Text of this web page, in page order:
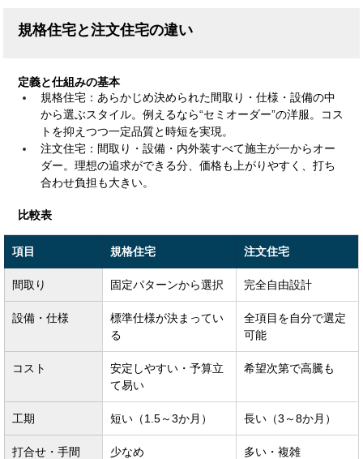
規格住宅と注文住宅の違い
定義と仕組みの基本
規格住宅：あらかじめ決められた間取り・仕様・設備の中
から選ぶスタイル。例えるなら“セミオーダー”の洋服。コス
トを抑えつつ一定品質と時短を実現。
注文住宅：間取り・設備・内外装すべて施主が一からオー
ダー。理想の追求ができる分、価格も上がりやすく、打ち
合わせ負担も大きい。
比較表
項目 規格住宅 注文住宅
間取り 固定パターンから選択 完全自由設計
設備・仕様
標準仕様が決まってい
る
全項目を自分で選定
可能
コスト
安定しやすい・予算立
て易い
希望次第で高騰も
工期 短い（1.5～3か月） 長い（3～8か月）
打合せ・手間 少なめ 多い・複雑